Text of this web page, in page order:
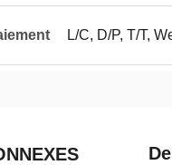
L/C, D/P, T/T,